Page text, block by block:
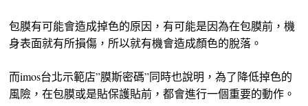
包膜有可能會造成掉色的原因，有可能是因為在包膜前，機
身表面就有所損傷，所以就有機會造成顏色的脫落。
而imos台北示範店”膜斯密碼”同時也說明，為了降低掉色的
風險，在包膜或是貼保護貼前，都會進行一個重要的動作。